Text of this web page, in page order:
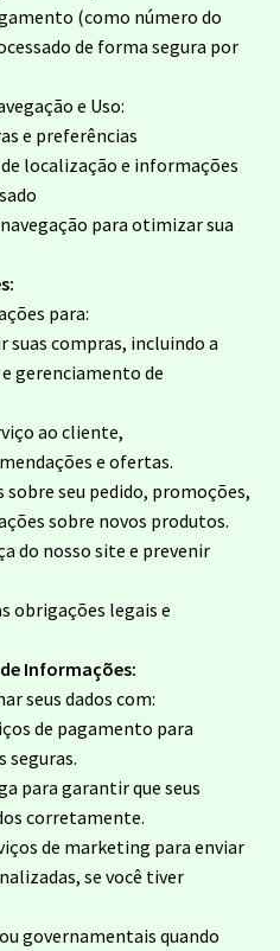
(como número do
de forma segura por
e Uso:
e preferências
de localização e informações
para otimizar sua
para:
suas compras, incluindo a
gerenciamento de
ao cliente,
e ofertas.
sobre seu pedido, promoções,
sobre novos produtos.
do nosso site e prevenir
obrigações legais e
Informações:
seus dados com:
de pagamento para
seguras.
para garantir que seus
corretamente.
de marketing para enviar
se você tiver
governamentais quando